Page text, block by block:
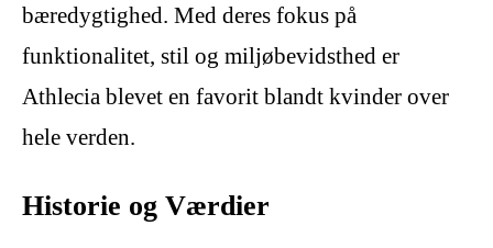
bæredygtighed. Med deres fokus på
funktionalitet, stil og miljøbevidsthed er
Athlecia blevet en favorit blandt kvinder over
hele verden.
Historie og Værdier